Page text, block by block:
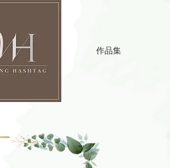
// 作品集